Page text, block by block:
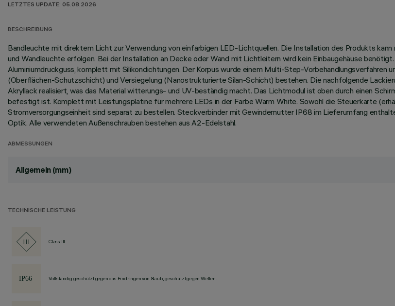
LETZTES UPDATE: 05.08.2026
BESCHREIBUNG
Bandleuchte mit direktem Licht zur Verwendung von einfarbigen LED-Lichtquellen. Die Installation des Produkts
und Wandleuchte erfolgen. Bei der Installation an Decke oder Wand mit Lichtleitern wird kein Einbaugehäuse
Aluminiumdruckguss, komplett mit Silikondichtungen. Der Korpus wurde einem Multi-Step-
(Oberflächen-Schutzschicht) und Versiegelung (Nanostrukturierte Silan-Schicht) bestehen. Die nachfolgende
Akryllack realisiert, was das Material witterungs- und UV-beständig macht. Das Lichtmodul ist oben durch einen
befestigt ist. Komplett mit Leistungsplatine für mehrere LEDs in der Farbe Warm White. Sowohl die Steuerkarte
Stromversorgungseinheit sind separat zu bestellen. Steckverbinder mit Gewindemutter IP68 im Lieferumfang
Optik. Alle verwendeten Außenschrauben bestehen aus A2-Edelstahl.
ABMESSUNGEN
Allgemein (mm)
TECHNISCHE LEISTUNG
Class III
Vollständig geschützt gegen das Eindringen von Staub, geschützt gegen Wellen.